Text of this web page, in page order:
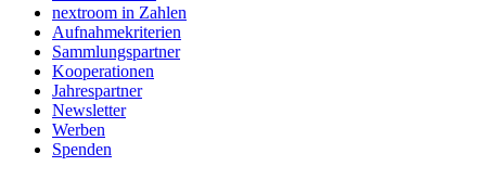
nextroom in Zahlen
Aufnahmekriterien
Sammlungspartner
Kooperationen
Jahrespartner
Newsletter
Werben
Spenden